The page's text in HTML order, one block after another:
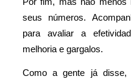
seus números.
para avaliar a
melhoria e gargalos.
Como a gente já disse,